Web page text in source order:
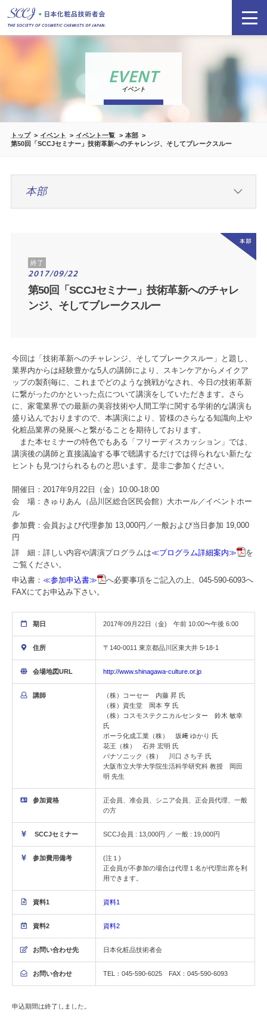
EVENT
イベント
トップ イベント イベント一覧
本部
第50回「SCCJセミナー」技術革新へのチャレンジ、そしてブレークスルー
終了
2017/09/22
第50回「SCCJセミナー」技術革新へのチャレ
ンジ、そしてブレークスルー
今回は「技術革新へのチャレンジ、そしてブレークスルー」と題し、
業界内からは経験豊かな5人の講師により、スキンケアからメイクア
ップの製剤毎に、これまでどのような挑戦がなされ、今日の技術革新
に繋がったのかといった点について講演をしていただきます。さら
に、家電業界での最新の美容技術や人間工学に関する学術的な講演も
盛り込んでおりますので、本講演により、皆様のさらなる知識向上や
化粧品業界の発展へと繋がることを期待しております。
また本セミナーの特色でもある「フリーディスカッション」では、
講演後の講師と直接議論する事で聴講するだけでは得られない新たな
ヒントも見つけられるものと思います。是非ご参加ください。
開催日：2017年9月22日（金）10:00-18:00
会 場：きゅりあん（品川区総合区民会館）大ホール／イベントホー
ル
参加費：会員および代理参加 13,000円／一般および当日参加 19,000
円
詳 細：詳しい内容や講演プログラムは≪プログラム詳細案内≫
を
ご覧ください。
申込書： ≪参加申込書≫
へ必要事項をご記入の上、045-590-6093へ
FAXにてお申込み下さい。
期日 2017年09月22日（金) 午前 10:00〜午後 6:00
住所 〒140-0011 東京都品川区東大井 5-18-1
会場地図URL http://www.shinagawa-culture.or.jp
講師
（株）コーセー 内藤 昇 氏
（株）資生堂 岡本 亨 氏
（株）コスモステクニカルセンター 鈴木 敏幸
氏
ポーラ化成工業（株） 坂﨑 ゆかり 氏
花王（株） 石井 宏明 氏
パナソニック（株） 川口 さち子 氏
大阪市立大学大学院生活科学研究科 教授 岡田
明 先生
参加資格
正会員、准会員、シニア会員、正会員代理、一般
の方
SCCJセミナー SCCJ会員 : 13,000円 ／ 一般 : 19,000円
参加費用備考
(注１)
正会員が不参加の場合は代理１名が代理出席を利
用できます。
資料1 資料1
資料2 資料2
お問い合わせ先 日本化粧品技術者会
お問い合わせ TEL：045-590-6025 FAX：045-590-6093
申込期間は終了しました。